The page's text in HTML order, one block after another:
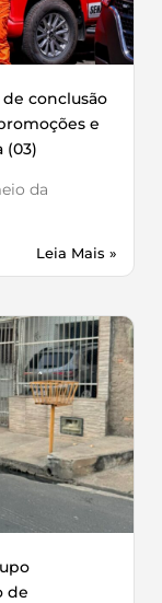
conclusão
e
(03)
da
Leia Mais »
de